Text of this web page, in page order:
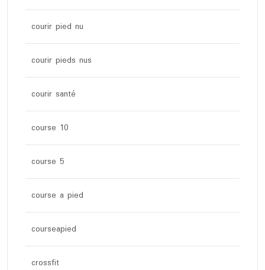
courir pied nu
courir pieds nus
courir santé
course 10
course 5
course a pied
courseapied
crossfit